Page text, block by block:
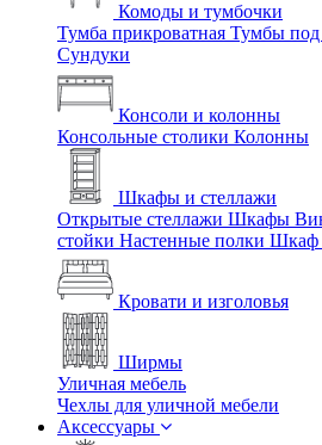
Комоды и тумбочки
Тумба прикроватная Тумбы под
Сундуки
Консоли и колонны
Консольные столики Колонны
Шкафы и стеллажи
Открытые стеллажи Шкафы
стойки Настенные полки Шкаф
Кровати и изголовья
Ширмы
Уличная мебель
Чехлы для уличной мебели
Аксессуары